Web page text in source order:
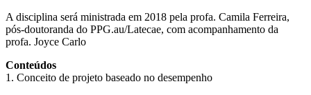
A disciplina será ministrada em 2018 pela profa. Camila Ferreira,
pós-doutoranda do PPG.au/Latecae, com acompanhamento da
profa. Joyce Carlo
Conteúdos
1. Conceito de projeto baseado no desempenho